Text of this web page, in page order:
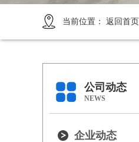
当前位置： 返回首页
公司动态
NEWS
企业动态